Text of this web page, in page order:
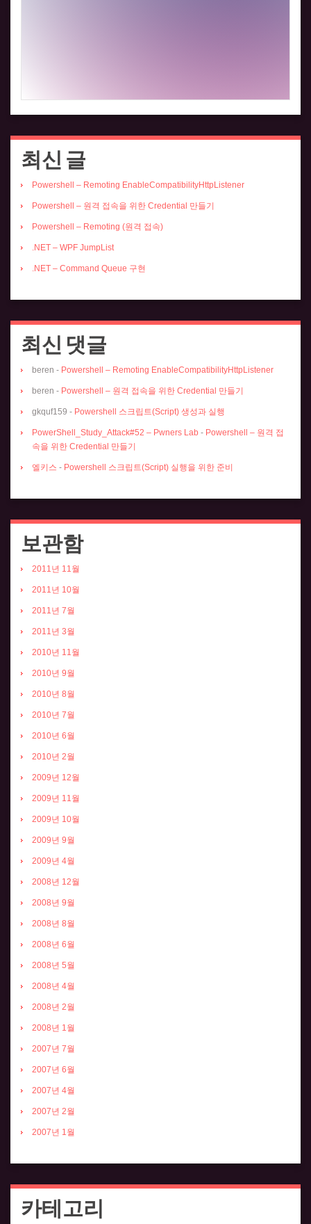
최신 글
Powershell – Remoting EnableCompatibilityHttpListener
Powershell – 원격 접속을 위한 Credential 만들기
Powershell – Remoting (원격 접속)
.NET – WPF JumpList
.NET – Command Queue 구현
최신 댓글
beren - Powershell – Remoting EnableCompatibilityHttpListener
beren - Powershell – 원격 접속을 위한 Credential 만들기
gkquf159 - Powershell 스크립트(Script) 생성과 실행
PowerShell_Study_Attack#52 – Pwners Lab - Powershell – 원격 접
속을 위한 Credential 만들기
엘키스 - Powershell 스크립트(Script) 실행을 위한 준비
보관함
2011년 11월
2011년 10월
2011년 7월
2011년 3월
2010년 11월
2010년 9월
2010년 8월
2010년 7월
2010년 6월
2010년 2월
2009년 12월
2009년 11월
2009년 10월
2009년 9월
2009년 4월
2008년 12월
2008년 9월
2008년 8월
2008년 6월
2008년 5월
2008년 4월
2008년 2월
2008년 1월
2007년 7월
2007년 6월
2007년 4월
2007년 2월
2007년 1월
카테고리